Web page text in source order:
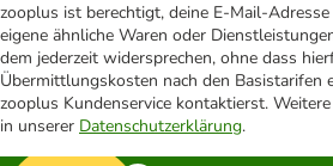
zooplus ist berechtigt, deine E-Mail-
eigene ähnliche Waren oder
dem jederzeit widersprechen, ohne dass
Übermittlungskosten nach den Basistarifen
zooplus Kundenservice kontaktierst.
in unserer Datenschutzerklärung.